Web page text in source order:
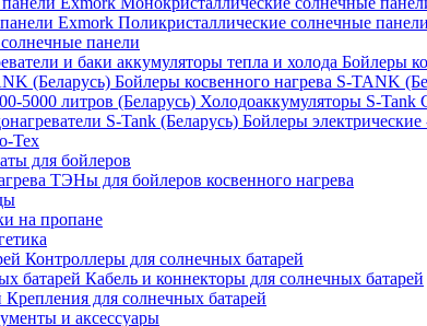
Поликристаллические солнечные
панели
Бойлеры
Бойлеры косвенного нагрева S-TANK
Холодоаккумуляторы S-Tank
Бойлеры электрические
Тех
для бойлеров
ТЭНы для бойлеров косвенного нагрева
на пропане
Контроллеры для солнечных батарей
Кабель и коннекторы для солнечных батарей
Крепления для солнечных батарей
и аксессуары